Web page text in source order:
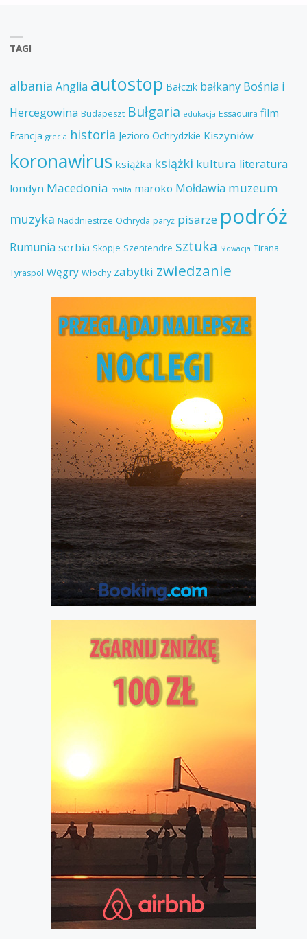
TAGI
albania Anglia autostop Bałczik bałkany Bośnia i
Hercegowina Budapeszt Bułgaria edukacja Essaouira film
Francja grecja historia Jezioro Ochrydzkie Kiszyniów
koronawirus książka książki kultura literatura
londyn Macedonia malta maroko Mołdawia muzeum
muzyka Naddniestrze Ochryda paryż pisarze podróż
Rumunia serbia Skopje Szentendre sztuka Słowacja Tirana
Tyraspol Węgry Włochy zabytki zwiedzanie